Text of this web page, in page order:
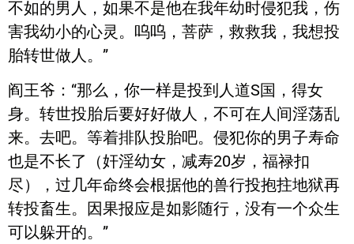
不如的男人，如果不是他在我年幼时侵犯我，伤
害我幼小的心灵。呜呜，菩萨，救救我，我想投
胎转世做人。”
阎王爷：“那么，你一样是投到人道S国，得女
身。转世投胎后要好好做人，不可在人间淫荡乱
来。去吧。等着排队投胎吧。侵犯你的男子寿命
也是不长了（奸淫幼女，减寿20岁，福禄扣
尽），过几年命终会根据他的兽行投抱拄地狱再
转投畜生。因果报应是如影随行，没有一个众生
可以躲开的。”